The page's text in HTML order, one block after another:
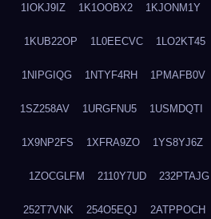
1IOKJ9IZ 1K1OOBX2 1KJONM1Y
1KUB22OP 1L0EECVC 1LO2KT45
1NIPGIQG 1NTYF4RH 1PMAFB0V
1SZ258AV 1URGFNU5 1USMDQTI
1X9NP2FS 1XFRA9ZO 1YS8YJ6Z
1ZOCGLFM 2110Y7UD 232PTAJG
252T7VNK 254O5EQJ 2ATPPOCH